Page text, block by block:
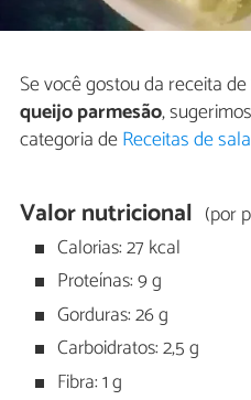
Se você gostou da receita de
queijo parmesão,
categoria deReceitas de
Valor nutricional (por
Calorias: 27 kcal
Proteínas: 9 g
Gorduras: 26 g
Carboidratos: 2,5 g
Fibra: 1 g